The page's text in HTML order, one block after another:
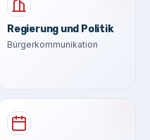
Regierung und Politik
Bürgerkommunikation